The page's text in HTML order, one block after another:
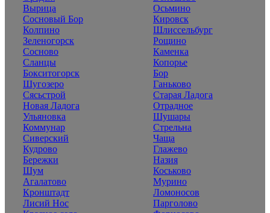
Вырица
Осьмино
Сосновый Бор
Кировск
Колпино
Шлиссельбург
Зеленогорск
Рощино
Сосново
Каменка
Сланцы
Копорье
Бокситогорск
Бор
Шугозеро
Ганьково
Сясьстрой
Старая Ладога
Новая Ладога
Отрадное
Ульяновка
Шушары
Коммунар
Стрельна
Сиверский
Чаща
Кудрово
Глажево
Бережки
Назия
Шум
Коськово
Агалатово
Мурино
Кронштадт
Ломоносов
Лисий Нос
Парголово